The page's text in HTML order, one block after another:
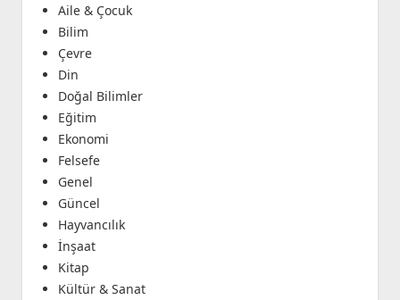
Aile & Çocuk
Bilim
Çevre
Din
Doğal Bilimler
Eğitim
Ekonomi
Felsefe
Genel
Güncel
Hayvancılık
İnşaat
Kitap
Kültür & Sanat